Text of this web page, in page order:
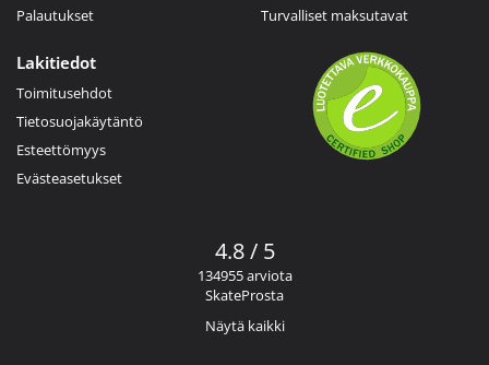
Palautukset
Turvalliset maksutavat
Lakitiedot
Toimitusehdot
Tietosuojakäytäntö
Esteettömyys
Evästeasetukset
4.8 / 5
134955 arviota
SkateProsta
Näytä kaikki